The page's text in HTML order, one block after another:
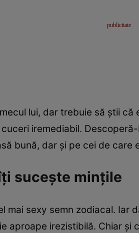
lui, dar trebuie să ştii
iremediabil.
bună, dar şi pe cei de care
suceşte minţile
mai sexy semn zodiacal. Iar
aproape irezistibilă. Chiar şi